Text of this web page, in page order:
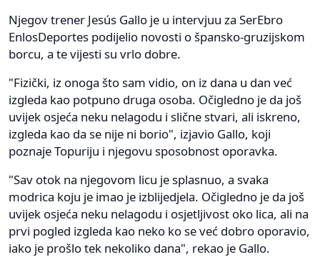
Njegov trener Jesús Gallo je u intervjuu za SerEbro
EnlosDeportes podijelio novosti o špansko-gruzijskom
borcu, a te vijesti su vrlo dobre.
"Fizički, iz onoga što sam vidio, on iz dana u dan već
izgleda kao potpuno druga osoba. Očigledno je da još
uvijek osjeća neku nelagodu i slične stvari, ali iskreno,
izgleda kao da se nije ni borio", izjavio Gallo, koji
poznaje Topuriju i njegovu sposobnost oporavka.
"Sav otok na njegovom licu je splasnuo, a svaka
modrica koju je imao je izblijedjela. Očigledno je da još
uvijek osjeća neku nelagodu i osjetljivost oko lica, ali na
prvi pogled izgleda kao neko ko se već dobro oporavio,
iako je prošlo tek nekoliko dana", rekao je Gallo.